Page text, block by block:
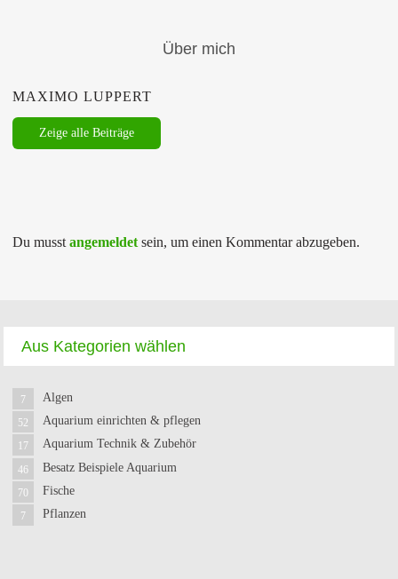
Über mich
MAXIMO LUPPERT
Zeige alle Beiträge
Du musst angemeldet sein, um einen Kommentar abzugeben.
Aus Kategorien wählen
Algen
7
Aquarium einrichten & pflegen
52
Aquarium Technik & Zubehör
17
Besatz Beispiele Aquarium
46
Fische
70
Pflanzen
7